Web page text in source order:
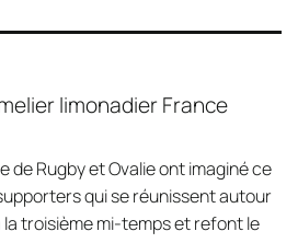
limonadier France
de Rugby et Ovalie ont imaginé ce
qui se réunissent autour
la troisième mi-temps et refont le